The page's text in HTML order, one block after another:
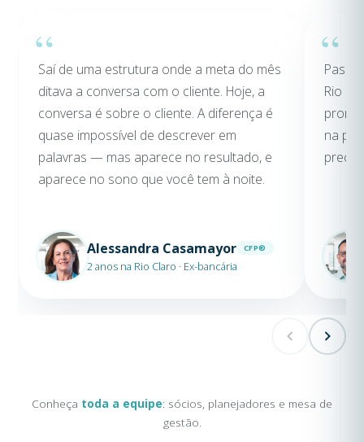
Saí de uma estrutura onde a meta do mês
ditava a conversa com o cliente. Hoje, a
conversa é sobre o cliente. A diferença é
quase impossível de descrever em
palavras — mas aparece no resultado, e
aparece no sono que você tem à noite.
Alessandra Casamayor CFP®
2 anos na Rio Claro · Ex-bancária
Rio
na
Conheça toda a equipe: sócios, planejadores e mesa de
gestão.